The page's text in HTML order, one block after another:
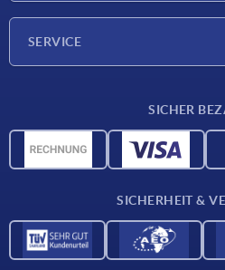
SERVICE
CAD-Daten
Für Lieferanten
SICHER
SICHERHEIT &